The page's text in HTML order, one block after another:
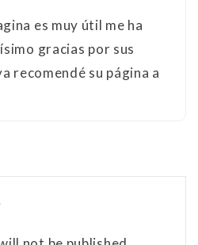
es muy útil me ha
gracias por sus
recomendé su página a